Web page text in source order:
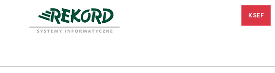
KSEF